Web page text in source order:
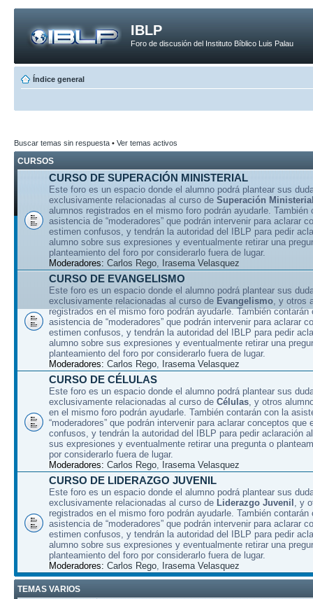
IBLP
Foro de discusión del Instituto Bíblico Luis Palau
Índice general
Buscar temas sin respuesta • Ver temas activos
CURSOS
CURSO DE SUPERACIÓN MINISTERIAL
Este foro es un espacio donde el alumno podrá plantear sus
exclusivamente relacionadas al curso de Superación
alumnos registrados en el mismo foro podrán ayudarle. También
asistencia de “moderadores” que podrán intervenir para aclarar
estimen confusos, y tendrán la autoridad del IBLP para pedir
alumno sobre sus expresiones y eventualmente retirar una
planteamiento del foro por considerarlo fuera de lugar.
Moderadores: Carlos Rego, Irasema Velasquez
CURSO DE EVANGELISMO
Este foro es un espacio donde el alumno podrá plantear sus
exclusivamente relacionadas al curso de Evangelismo, y otros
registrados en el mismo foro podrán ayudarle. También contarán
asistencia de “moderadores” que podrán intervenir para aclarar
estimen confusos, y tendrán la autoridad del IBLP para pedir
alumno sobre sus expresiones y eventualmente retirar una
planteamiento del foro por considerarlo fuera de lugar.
Moderadores: Carlos Rego, Irasema Velasquez
CURSO DE CÉLULAS
Este foro es un espacio donde el alumno podrá plantear sus
exclusivamente relacionadas al curso de Células, y otros
en el mismo foro podrán ayudarle. También contarán con la
“moderadores” que podrán intervenir para aclarar conceptos que
confusos, y tendrán la autoridad del IBLP para pedir aclaración
sus expresiones y eventualmente retirar una pregunta o
por considerarlo fuera de lugar.
Moderadores: Carlos Rego, Irasema Velasquez
CURSO DE LIDERAZGO JUVENIL
Este foro es un espacio donde el alumno podrá plantear sus
exclusivamente relacionadas al curso de Liderazgo Juvenil , y
registrados en el mismo foro podrán ayudarle. También contarán
asistencia de “moderadores” que podrán intervenir para aclarar
estimen confusos, y tendrán la autoridad del IBLP para pedir
alumno sobre sus expresiones y eventualmente retirar una
planteamiento del foro por considerarlo fuera de lugar.
Moderadores: Carlos Rego, Irasema Velasquez
TEMAS VARIOS